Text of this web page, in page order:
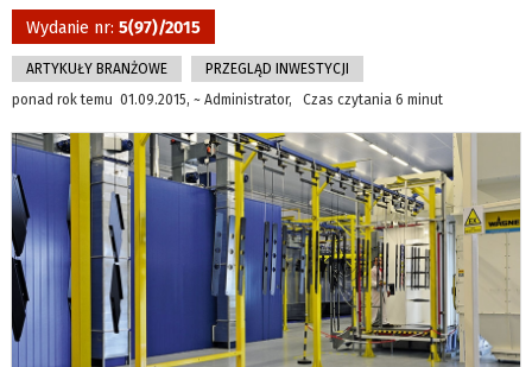
Wydanie nr: 5(97)/2015
ARTYKUŁY BRANŻOWE
PRZEGLĄD INWESTYCJI
ponad rok temu 01.09.2015, ~ Administrator, Czas czytania 6 minut